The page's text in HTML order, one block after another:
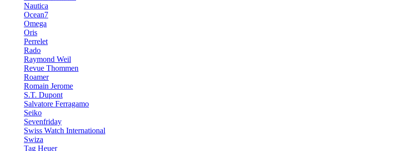
Nautica
Ocean7
Omega
Oris
Perrelet
Rado
Raymond Weil
Revue Thommen
Roamer
Romain Jerome
S.T. Dupont
Salvatore Ferragamo
Seiko
Sevenfriday
Swiss Watch International
Swiza
Tag Heuer